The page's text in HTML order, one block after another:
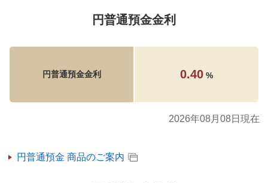
円普通預金金利
円普通預金金利 0.40 %
2026年08月08日現在
円普通預金 商品のご案内